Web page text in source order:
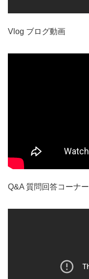
Vlog ブログ動画
Q&A 質問回答コーナー